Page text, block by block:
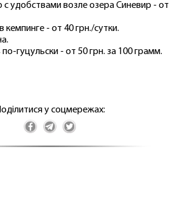
удобствами возле озера Синевир - от
кемпинге - от 40 грн./сутки.
гуцульски - от 50 грн. за 100 грамм.
у соцмережах: